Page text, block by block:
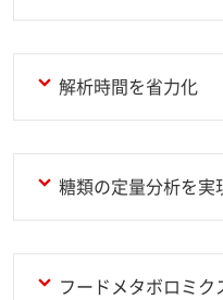
解析時間を省力化
糖類の定量分析を実
フードメタボロミ